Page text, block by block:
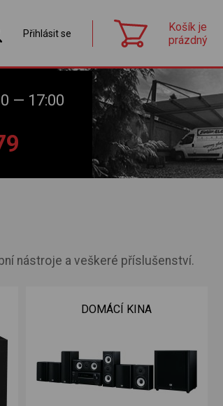
Přihlásit se
Košík je
prázdný
— 17:00
nástroje a veškeré příslušenství.
DOMÁCÍ KINA